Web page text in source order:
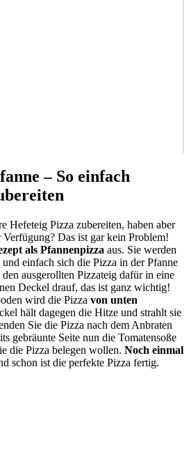
– So einfach
Hefeteig Pizza zubereiten, haben aber
Das ist gar kein Problem!
als Pfannenpizza aus. Sie werden
einfach sich die Pizza in der Pfanne
ausgerollten Pizzateig dafür in eine
Deckel drauf, das ist ganz wichtig!
wird die Pizza von unten
hält dagegen die Hitze und strahlt sie
Sie die Pizza nach dem Anbraten
gebräunte Seite nun die Tomatensoße
die Pizza belegen wollen. Noch einmal
schon ist die perfekte Pizza fertig.